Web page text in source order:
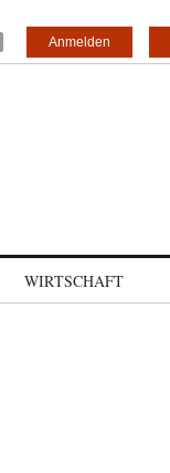
Anmelden
WIRTSCHAFT